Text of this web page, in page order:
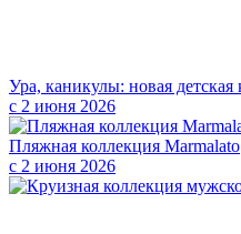
Ура, каникулы: новая
с 2 июня 2026
Пляжная коллекция Marmalato
с 2 июня 2026